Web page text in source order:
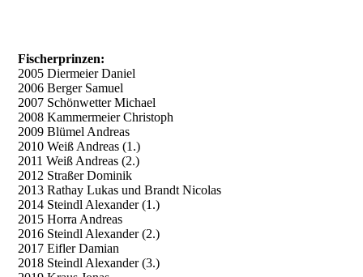
Fischerprinzen:
2005 Diermeier Daniel
2006 Berger Samuel
2007 Schönwetter Michael
2008 Kammermeier Christoph
2009 Blümel Andreas
2010 Weiß Andreas (1.)
2011 Weiß Andreas (2.)
2012 Straßer Dominik
2013 Rathay Lukas und Brandt Nicolas
2014 Steindl Alexander (1.)
2015 Horra Andreas
2016 Steindl Alexander (2.)
2017 Eifler Damian
2018 Steindl Alexander (3.)